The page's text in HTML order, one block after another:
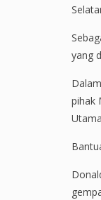
yang
pihak